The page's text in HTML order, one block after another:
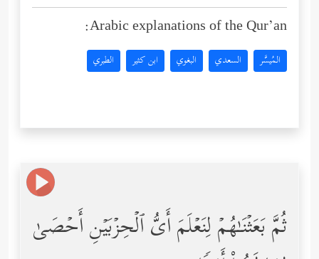
Arabic explanations of the Qur’an:
المُيسَّر السعدي البغوي ابن كثير الطبري
ثُمَّ بَعَثۡنَـٰهُمۡ لِنَعۡلَمَ أَیُّ ٱلۡحِزۡبَیۡنِ أَحۡصَىٰ